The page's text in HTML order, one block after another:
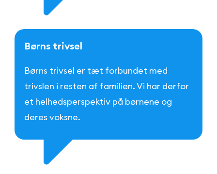
Børns trivsel
Børns trivsel er tæt forbundet med
trivslen i resten af familien. Vi har derfor
et helhedsperspektiv på børnene og
deres voksne.